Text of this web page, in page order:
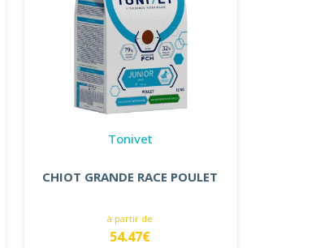
Tonivet
CHIOT GRANDE RACE POULET
à partir de
54.47€